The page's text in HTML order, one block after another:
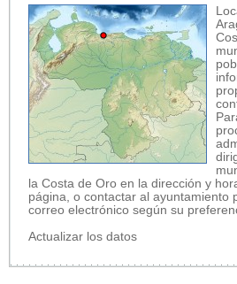
la Costa de Oro en la dirección y
página, o contactar al ayuntamiento
correo electrónico según su
Actualizar los datos